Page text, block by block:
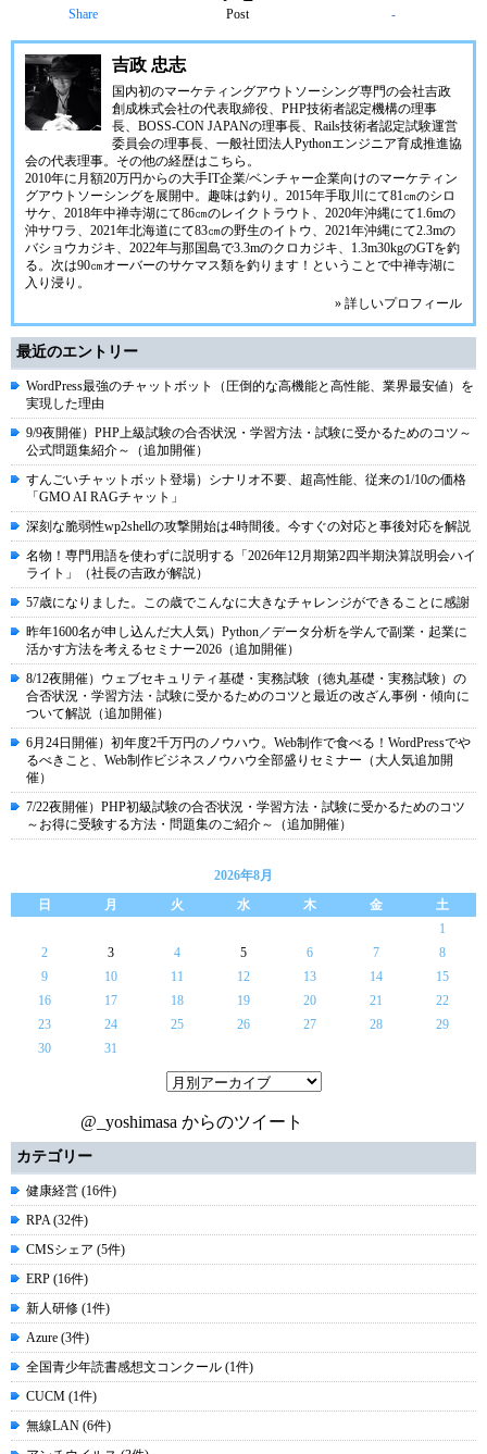
Share Post -
吉政 忠志
国内初のマーケティングアウトソーシング専門の会社吉政
創成株式会社の代表取締役、 PHP技術者認定機構の理事
長、 BOSS-CON JAPANの理事長、 Rails技術者認定試験運営
委員会の理事長、 一般社団法人Pythonエンジニア育成推進協
会の代表理事。その他の経歴はこちら 。
2010年に月額20万円からの大手IT企業/ベンチャー企業向けのマーケティン
グアウトソーシングを展開中。趣味は釣り。2015年手取川にて81㎝のシロ
サケ、2018年中禅寺湖にて86㎝のレイクトラウト、2020年沖縄にて1.6mの
沖サワラ、2021年北海道にて83㎝の野生のイトウ、2021年沖縄にて2.3mの
バショウカジキ、2022年与那国島で3.3mのクロカジキ、1.3m30kgのGTを釣
る。次は90㎝オーバーのサケマス類を釣ります！ということで中禅寺湖に
入り浸り。
» 詳しいプロフィール
最近のエントリー
WordPress最強のチャットボット（圧倒的な高機能と高性能、業界最安値）を
実現した理由
9/9夜開催）PHP上級試験の合否状況・学習方法・試験に受かるためのコツ～
公式問題集紹介～（追加開催）
すんごいチャットボット登場）シナリオ不要、超高性能、従来の1/10の価格
「GMO AI RAGチャット」
深刻な脆弱性wp2shellの攻撃開始は4時間後。今すぐの対応と事後対応を解説
名物！専門用語を使わずに説明する「2026年12月期第2四半期決算説明会ハイ
ライト」（社長の吉政が解説）
57歳になりました。この歳でこんなに大きなチャレンジができることに感謝
昨年1600名が申し込んだ大人気）Python／データ分析を学んで副業・起業に
活かす方法を考えるセミナー2026（追加開催）
8/12夜開催）ウェブセキュリティ基礎・実務試験（徳丸基礎・実務試験）の
合否状況・学習方法・試験に受かるためのコツと最近の改ざん事例・傾向に
ついて解説（追加開催）
6月24日開催）初年度2千万円のノウハウ。Web制作で食べる！WordPressでや
るべきこと、Web制作ビジネスノウハウ全部盛りセミナー（大人気追加開
催）
7/22夜開催）PHP初級試験の合否状況・学習方法・試験に受かるためのコツ
～お得に受験する方法・問題集のご紹介～（追加開催）
2026年8月
日
月 火 水 木 金
土
1
2
3 4 5 6 7
8
9
10 11 12 13 14
15
16
17 18 19 20 21
22
23
24 25 26 27 28
29
30
31
@_yoshimasa からのツイート
カテゴリー
健康経営 (16件)
RPA (32件)
CMSシェア (5件)
ERP (16件)
新人研修 (1件)
Azure (3件)
全国青少年読書感想文コンクール (1件)
CUCM (1件)
無線LAN (6件)